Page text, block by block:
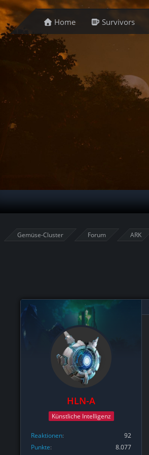
Home Survivors
Gemüse-Cluster Forum ARK
HLN-A
Künstliche Intelligenz
Reaktionen
92
Punkte
8.077